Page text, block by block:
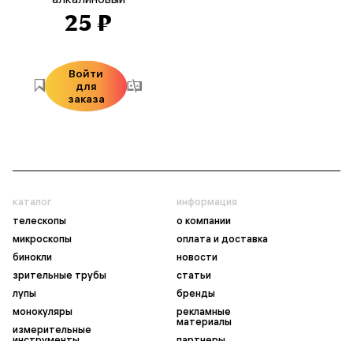
25 ₽
Войти
для
заказа
каталог
телескопы
микроскопы
бинокли
зрительные трубы
лупы
монокуляры
измерительные
информация
о компании
оплата и доставка
новости
статьи
бренды
рекламные
материалы